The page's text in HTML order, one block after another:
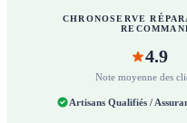
CHRONOSERVE
4.9
Note moyenne des
Artisans Qualifiés /